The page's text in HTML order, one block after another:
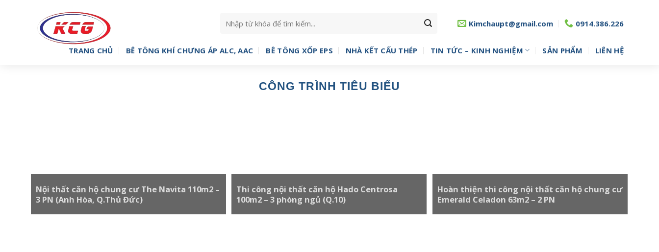
Kimchaupt@gmail.com 0914.386.226
TRANG CHỦ BÊ TÔNG KHÍ CHƯNG ÁP ALC, AAC BÊ TÔNG XỐP EPS NHÀ KẾT CẤU THÉP TIN TỨC – KINH NGHIỆM SẢN PHẨM LIÊN HỆ
CÔNG TRÌNH TIÊU BIỂU
Nội thất căn hộ chung cư The Navita 110m2 –
3 PN (Anh Hòa, Q.Thủ Đức)
Thi công nội thất căn hộ Hado Centrosa
100m2 – 3 phòng ngủ (Q.10)
Hoàn thiện thi công nội thất căn hộ chung cư
Emerald Celadon 63m2 – 2 PN